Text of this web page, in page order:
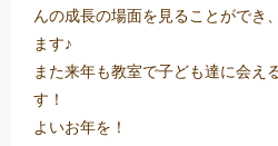
んの成長の場面を見ることができ
ます♪
また来年も教室で子ども達に会え
す！
よいお年を！